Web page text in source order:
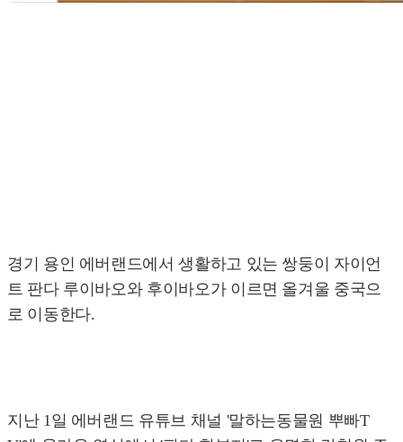
경기 용인 에버랜드에서 생활하고 있는 쌍둥이 자이언
트 판다 루이바오와 후이바오가 이르면 올겨울 중국으
로 이동한다.
지난 1일 에버랜드 유튜브 채널 '말하는동물원 뿌빠T